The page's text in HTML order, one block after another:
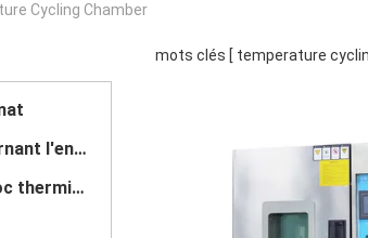
Cycling Chamber
chambre d'essai concernant l'environnement
Chambre d'essai de choc thermique
mots clés [ temperature